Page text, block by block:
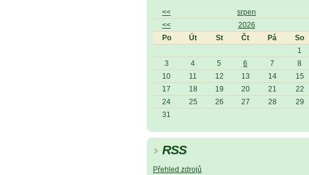
<< srpen
<<
2026
Po
Út St Čt Pá So
1
3
4 5 6 7 8
10
11 12 13 14 15
17
18 19 20 21 22
24
25 26 27 28 29
31
RSS
Přehled zdrojů